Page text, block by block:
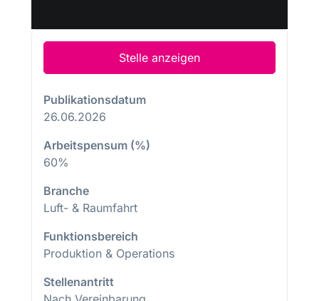
Stelle anzeigen
Publikationsdatum
26.06.2026
Arbeitspensum (%)
60%
Branche
Luft- & Raumfahrt
Funktionsbereich
Produktion & Operations
Stellenantritt